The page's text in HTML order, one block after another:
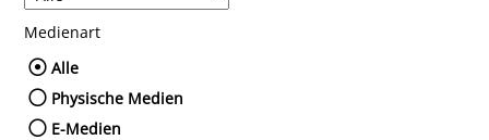
Medienart
Wählen Sie die Medienart nach der Sie
Alle
Physische Medien
E-Medien